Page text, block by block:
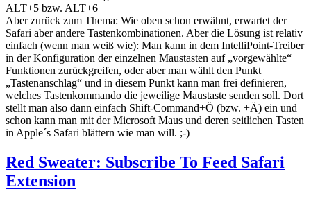
ALT+5 bzw. ALT+6
Aber zurück zum Thema: Wie oben schon erwähnt, erwartet der
Safari aber andere Tastenkombinationen. Aber die Lösung ist relativ
einfach (wenn man weiß wie): Man kann in dem IntelliPoint-Treiber
in der Konfiguration der einzelnen Maustasten auf „vorgewählte“
Funktionen zurückgreifen, oder aber man wählt den Punkt
„Tastenanschlag“ und in diesem Punkt kann man frei definieren,
welches Tastenkommando die jeweilige Maustaste senden soll. Dort
stellt man also dann einfach Shift-Command+Ö (bzw. +Ä) ein und
schon kann man mit der Microsoft Maus und deren seitlichen Tasten
in Apple´s Safari blättern wie man will. ;-)
Red Sweater: Subscribe To Feed Safari
Extension